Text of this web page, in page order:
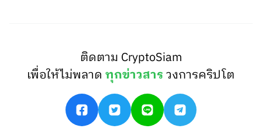
ติดตาม CryptoSiam
เพื่อให้ไม่พลาดทุกข่าวสารวงการคริปโต